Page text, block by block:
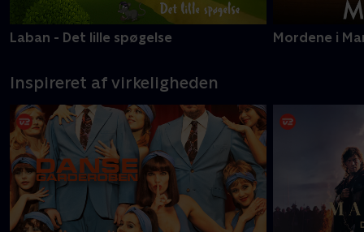
Laban - Det lille spøgelse Mordene i
Inspireret af virkeligheden